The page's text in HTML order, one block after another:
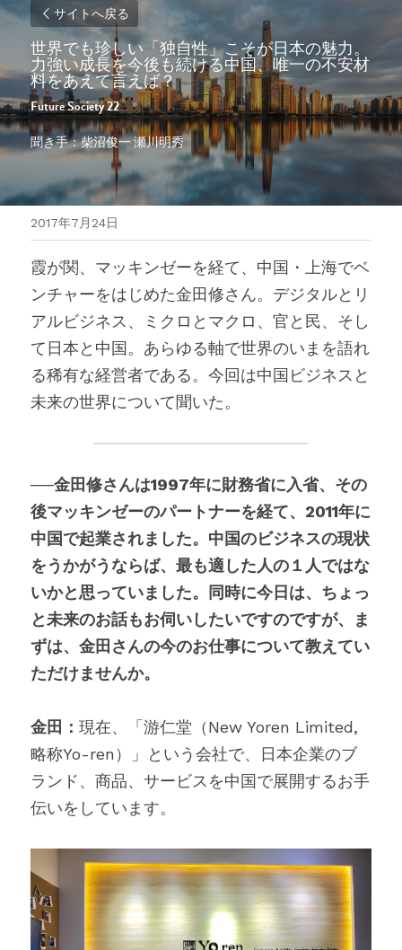
サイトへ戻る
世界でも珍しい「独自性」こそが日本の魅力。
力強い成長を今後も続ける中国、唯一の不安材
料をあえて言えば？
Future Society 22
聞き手：柴沼俊一 瀬川明秀
2017年7月24日
霞が関、マッキンゼーを経て、中国・上海でベ
ンチャーをはじめた金田修さん。デジタルとリ
アルビジネス、ミクロとマクロ、官と民、そし
て日本と中国。あらゆる軸で世界のいまを語れ
る稀有な経営者である。今回は中国ビジネスと
未来の世界について聞いた。
──金田修さんは1997年に財務省に入省、その
後マッキンゼーのパートナーを経て、2011年に
中国で起業されました。中国のビジネスの現状
をうかがうならば、最も適した人の１人ではな
いかと思っていました。同時に今日は、ちょっ
と未来のお話もお伺いしたいですのですが、ま
ずは、金田さんの今のお仕事について教えてい
ただけませんか。
金田： 現在、「游仁堂（New Yoren Limited,
略称Yo-ren）」という会社で、日本企業のブ
ランド、商品、サービスを中国で展開するお手
伝いをしています。